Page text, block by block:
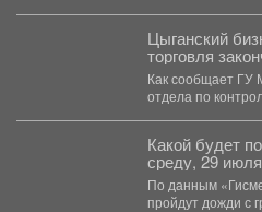
Цыганский
торговля
Как сообщает ГУ
отдела по
Какой будет
среду, 29
По данным «Гисметео», будет
пройдут дожди с грозами,